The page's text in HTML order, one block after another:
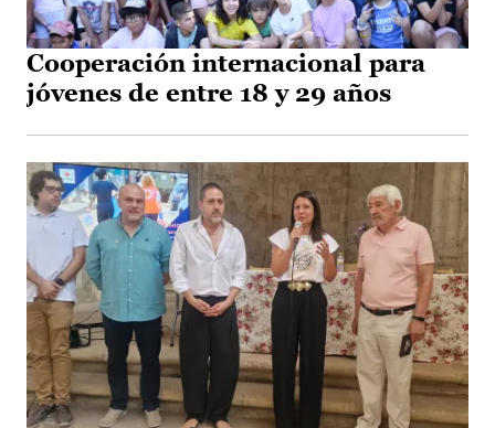
Cooperación internacional para
jóvenes de entre 18 y 29 años